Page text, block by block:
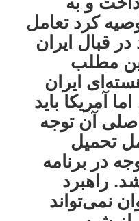
کرد تعامل
قبال ایران
مطلب
ایران
آمریکا باید
آن توجه
تحمیل
در برنامه
راهبرد
نمی‌تواند